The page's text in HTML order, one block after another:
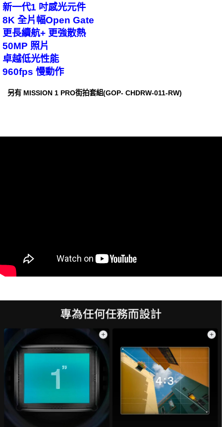
新一代1 吋感光元件
8K 全片幅Open Gate
更長續航+ 更強散熱
50MP 照片
卓越低光性能
960fps 慢動作
另有 MISSION 1 PRO街拍套組(GOP- CHDRW-011-RW)